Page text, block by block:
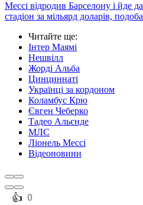
Мессі відродив Барселону і йде
стадіон за мільярд доларів,
Читайте ще:
Інтер Маямі
Нешвілл
Жорді Альба
Цинциннаті
Українці за кордоном
Коламбус Крю
Євген Чеберко
Тадео Альєнде
МЛС
Ліонель Мессі
Відеоновини
️👍 0